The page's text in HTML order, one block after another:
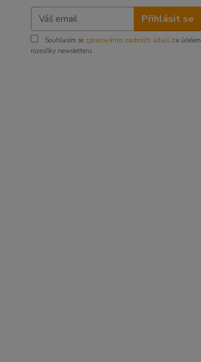
Přihlásit se
Souhlasím se zpracováním osobních údajů za účelem
rozesílky newsletteru.